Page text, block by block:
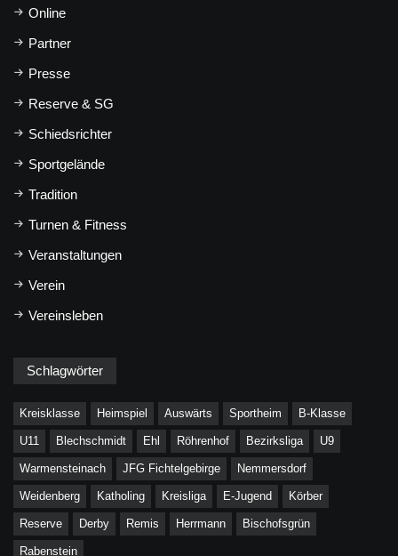
Online
Partner
Presse
Reserve & SG
Schiedsrichter
Sportgelände
Tradition
Turnen & Fitness
Veranstaltungen
Verein
Vereinsleben
Schlagwörter
Kreisklasse Heimspiel Auswärts Sportheim B-Klasse
U11 Blechschmidt Ehl Röhrenhof Bezirksliga U9
Warmensteinach JFG Fichtelgebirge Nemmersdorf
Weidenberg Katholing Kreisliga E-Jugend Körber
Reserve Derby Remis Herrmann Bischofsgrün
Rabenstein